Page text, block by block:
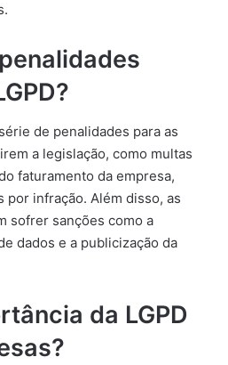
de penalidades para as
a legislação, como multas
faturamento da empresa,
por infração. Além disso, as
sofrer sanções como a
dados e a publicização da
da LGPD